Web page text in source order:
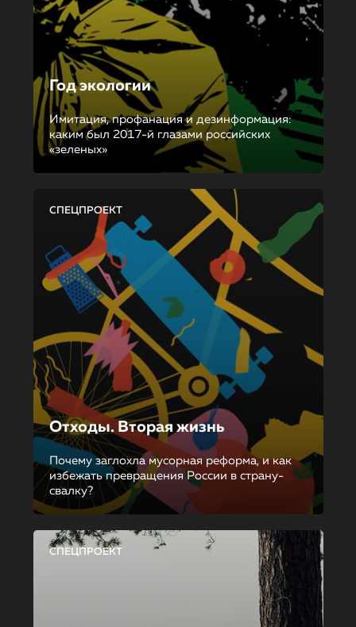
Год экологии
Имитация, профанация и дезинформация:
каким был 2017-й глазами российских
«зеленых»
СПЕЦПРОЕКТ
Отходы. Вторая жизнь
Почему заглохла мусорная реформа, и как
избежать превращения России в страну-
свалку?
СПЕЦПРОЕКТ